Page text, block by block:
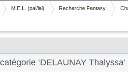
M.E.L. (pal/lal) Recherche Fantasy
‘DELAUNAY Thalyssa’